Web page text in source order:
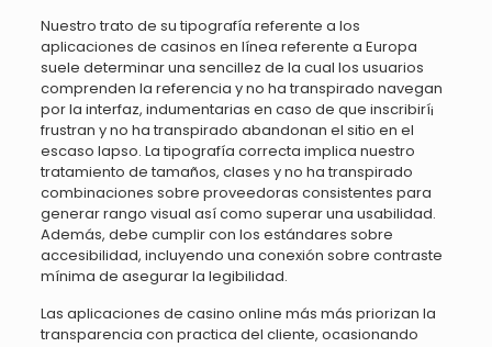
Nuestro trato de su tipografía referente a los
aplicaciones de casinos en línea referente a Europa
suele determinar una sencillez de la cual los usuarios
comprenden la referencia y no ha transpirado navegan
por la interfaz, indumentarias en caso de que inscribirí¡
frustran y no ha transpirado abandonan el sitio en el
escaso lapso. La tipografía correcta implica nuestro
tratamiento de tamaños, clases y no ha transpirado
combinaciones sobre proveedoras consistentes para
generar rango visual así­ como superar una usabilidad.
Además, debe cumplir con los estándares sobre
accesibilidad, incluyendo una conexión sobre contraste
mínima de asegurar la legibilidad.
Las aplicaciones de casino online más más priorizan la
transparencia con practica del cliente, ocasionando